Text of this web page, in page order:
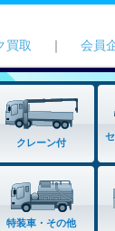
買取 ｜ 会員
クレーン付
特装車・その他